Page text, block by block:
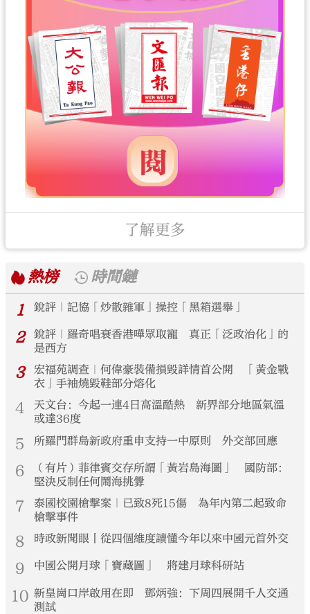
了解更多
熱榜
時間鏈
1
銳評｜記協「炒散雜軍」操控「黑箱選舉」
2
銳評｜羅奇唱衰香港嘩眾取寵 真正「泛政治化」的
是西方
3
宏福苑調查｜何偉豪裝備損毀詳情首公開 「黃金戰
衣」手袖燒毀鞋部分熔化
4
天文台：今起一連4日高溫酷熱 新界部分地區氣溫
或達36度
5 所羅門群島新政府重申支持一中原則 外交部回應
6
（有片）菲律賓交存所謂「黃岩島海圖」 國防部：
堅決反制任何鬧海挑釁
7
泰國校園槍擊案｜已致8死15傷 為年內第二起致命
槍擊事件
8 時政新聞眼丨從四個維度讀懂今年以來中國元首外交
9 中國公開月球「寶藏圖」 將建月球科研站
10 新皇崗口岸啟用在即 鄧炳強：下周四展開千人交通
測試